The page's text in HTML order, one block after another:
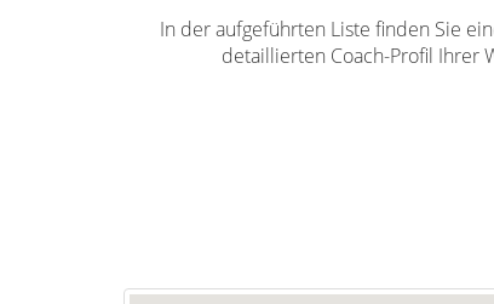
In der aufgeführten Liste finden Sie
detaillierten Coach-Profil Ihrer